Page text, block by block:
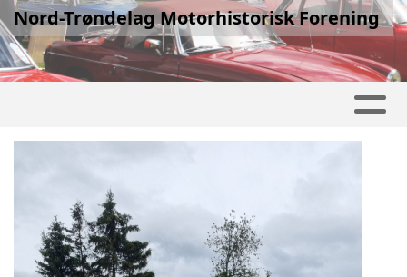
Nord-Trøndelag Motorhistorisk Forening